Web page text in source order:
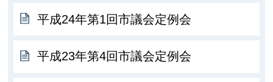
平成24年第1回市議会定例会
平成23年第4回市議会定例会